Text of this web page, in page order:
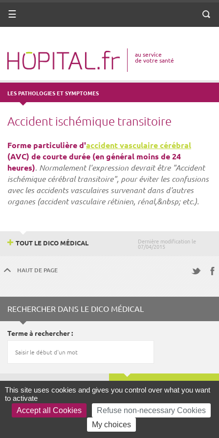
ANNUAIRE
VOTRE SANTÉ
DROITS & DÉMARCHES
MISSIONS
MÉTIERS
Menu
au service
de votre santé
LES PATHOLOGIES ET SYMPTOMES
Accident ischémique transitoire
Forme particulière d'accident vasculaire cérébral
(AVC) de courte durée (en général moins de 24
heures). Normalement l'expression devrait être "Accident
ischémique cérébral transitoire", pour éviter les confusions
avec les accidents vasculaires survenant dans d'autres
organes (accident vasculaire rétinien, rénal,&nbsp; etc.).
Dernière modification le
07/04/2015
TOUT LE DICO MÉDICAL
HAUT DE PAGE
RECHERCHER DANS LE DICO MÉDICAL
Terme à rechercher
LANCER LA RECHERCHE
This site uses cookies and gives you control over what you want
to activate
Accept all Cookies
Refuse non-necessary Cookies
My choices